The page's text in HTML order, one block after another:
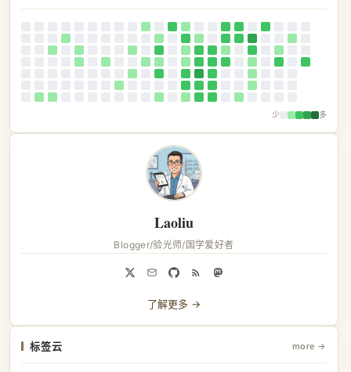
少 多
Laoliu
Blogger/验光师/国学爱好者
了解更多 →
标签云 more →